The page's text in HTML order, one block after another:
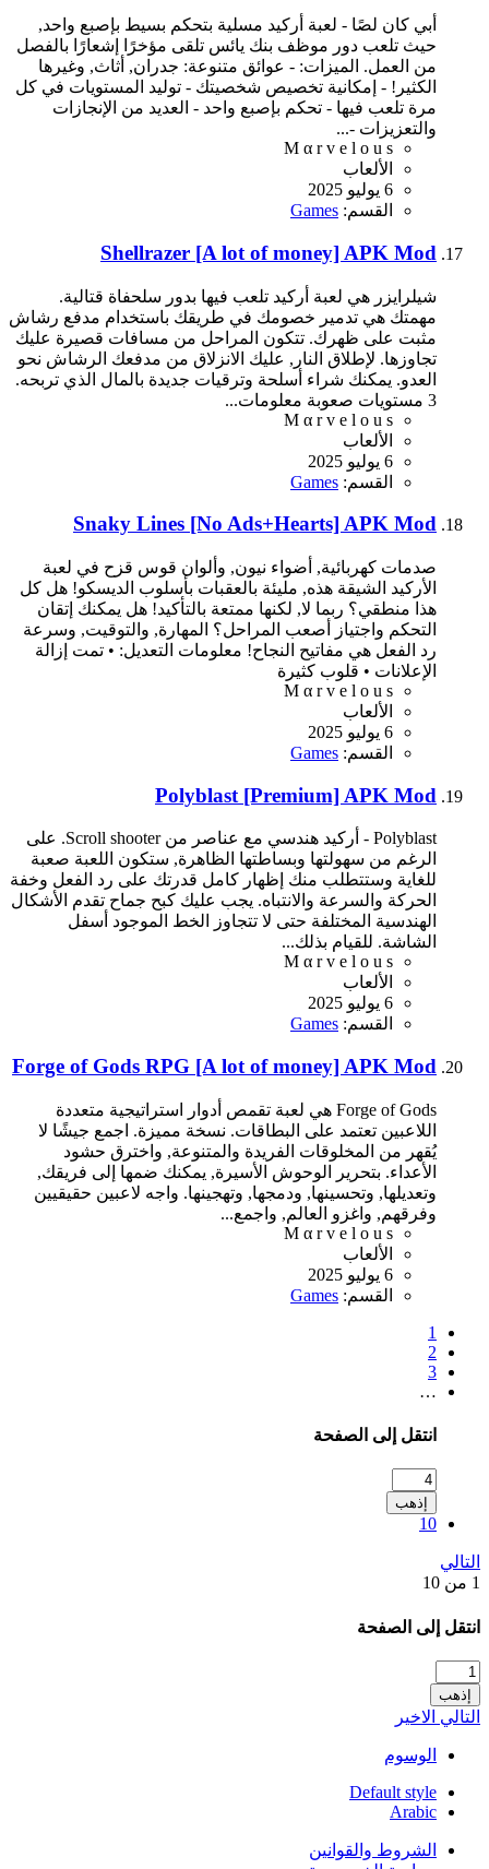
أبي كان لصًا - لعبة أركيد مسلية بتحكم بسيط بإصبع واحد,
حيث تلعب دور موظف بنك يائس تلقى مؤخرًا إشعارًا بالفصل
من العمل. الميزات: - عوائق متنوعة: جدران, أثاث, وغيرها
الكثير! - إمكانية تخصيص شخصيتك - توليد المستويات في كل
مرة تلعب فيها - تحكم بإصبع واحد - العديد من الإنجازات
والتعزيزات -...
M α r v e l o u s
الألعاب
6 يوليو 2025
القسم: Games
Shellrazer [A lot of money] APK Mod
شيلرايزر هي لعبة أركيد تلعب فيها بدور سلحفاة قتالية.
مهمتك هي تدمير خصومك في طريقك باستخدام مدفع رشاش
مثبت على ظهرك. تتكون المراحل من مسافات قصيرة عليك
تجاوزها. لإطلاق النار, عليك الانزلاق من مدفعك الرشاش نحو
العدو. يمكنك شراء أسلحة وترقيات جديدة بالمال الذي تربحه.
3 مستويات صعوبة معلومات...
M α r v e l o u s
الألعاب
6 يوليو 2025
القسم: Games
Snaky Lines [No Ads+Hearts] APK Mod
صدمات كهربائية, أضواء نيون, وألوان قوس قزح في لعبة
الأركيد الشيقة هذه, مليئة بالعقبات بأسلوب الديسكو! هل كل
هذا منطقي؟ ربما لا, لكنها ممتعة بالتأكيد! هل يمكنك إتقان
التحكم واجتياز أصعب المراحل؟ المهارة, والتوقيت, وسرعة
رد الفعل هي مفاتيح النجاح! معلومات التعديل: • تمت إزالة
الإعلانات • قلوب كثيرة
M α r v e l o u s
الألعاب
6 يوليو 2025
القسم: Games
Polyblast [Premium] APK Mod
Polyblast - أركيد هندسي مع عناصر من Scroll shooter. على
الرغم من سهولتها وبساطتها الظاهرة, ستكون اللعبة صعبة
للغاية وستتطلب منك إظهار كامل قدرتك على رد الفعل وخفة
الحركة والسرعة والانتباه. يجب عليك كبح جماح تقدم الأشكال
الهندسية المختلفة حتى لا تتجاوز الخط الموجود أسفل
الشاشة. للقيام بذلك...
M α r v e l o u s
الألعاب
6 يوليو 2025
القسم: Games
Forge of Gods RPG [A lot of money] APK Mod
Forge of Gods هي لعبة تقمص أدوار استراتيجية متعددة
اللاعبين تعتمد على البطاقات. نسخة مميزة. اجمع جيشًا لا
يُقهر من المخلوقات الفريدة والمتنوعة, واخترق حشود
الأعداء. بتحرير الوحوش الأسيرة, يمكنك ضمها إلى فريقك,
وتعديلها, وتحسينها, ودمجها, وتهجينها. واجه لاعبين حقيقيين
وفرقهم, واغزو العالم, واجمع...
M α r v e l o u s
الألعاب
6 يوليو 2025
القسم: Games
1
2
3
…
انتقل إلى الصفحة
إذهب
10
التالي
1 من 10
انتقل إلى الصفحة
إذهب
التالي الاخير
الوسوم
Default style
Arabic
الشروط والقوانين